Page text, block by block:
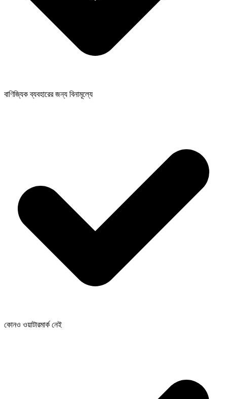
বাণিজ্যিক ব্যবহারের জন্য বিনামূল্যে
কোনও ওয়াটারমার্ক নেই